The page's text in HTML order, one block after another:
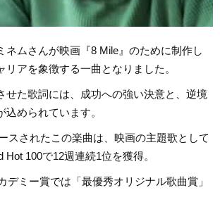
ネムさんが映画『8 Mile』のために制作し
リアを象徴する一曲となりました。
せた歌詞には、成功への強い決意と、逆境
込められています。
スされたこの楽曲は、映画の主題歌として
Hot 100で12週連続1位を獲得。
デミー賞では「最優秀オリジナル歌曲賞」